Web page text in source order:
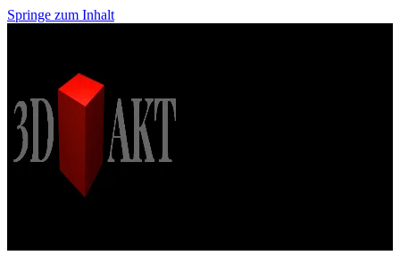
Springe zum Inhalt